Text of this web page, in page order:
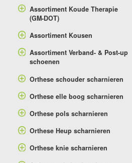
Assortiment Koude Therapie
(GM-DOT)
Assortiment Kousen
Assortiment Verband- & Post-up
schoenen
Orthese schouder scharnieren
Orthese elle boog scharnieren
Orthese pols scharnieren
Orthese Heup scharnieren
Orthese knie scharnieren